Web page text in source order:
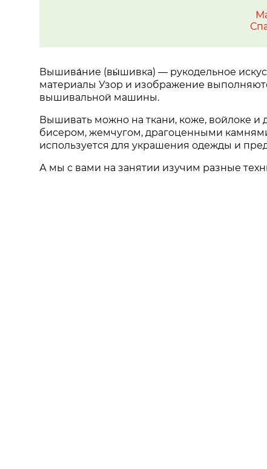
Вышива́ние (вы́шивка) — рукодельное
материалы Узор и изображение
вышивальной машины.
Вышивать можно на ткани, коже, войлоке
бисером, жемчугом, драгоценными
используется для украшения одежды и
А мы с вами на занятии изучим разные